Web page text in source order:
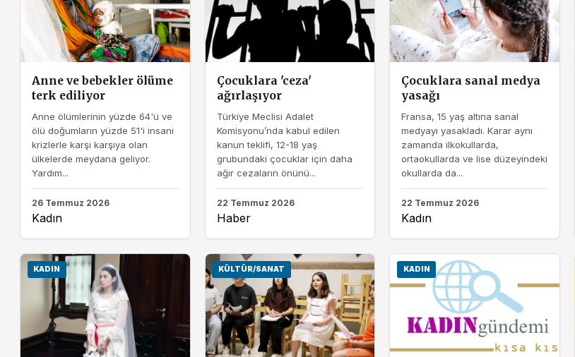
Anne ve bebekler ölüme
terk ediliyor
Anne ölümlerinin yüzde 64'ü ve
ölü doğumların yüzde 51'i insani
krizlerle karşı karşıya olan
ülkelerde meydana geliyor.
Yardım...
26 Temmuz 2026
Kadın
Çocuklara 'ceza'
ağırlaşıyor
Türkiye Meclisi Adalet
Komisyonu’nda kabul edilen
kanun teklifi, 12-18 yaş
grubundaki çocuklar için daha
ağır cezaların önünü...
22 Temmuz 2026
Haber
Çocuklara sanal medya
yasağı
Fransa, 15 yaş altına sanal
medyayı yasakladı. Karar aynı
zamanda ilkokullarda,
ortaokullarda ve lise düzeyindeki
okullarda da...
22 Temmuz 2026
Kadın
KADIN KÜLTÜR/SANAT KADIN